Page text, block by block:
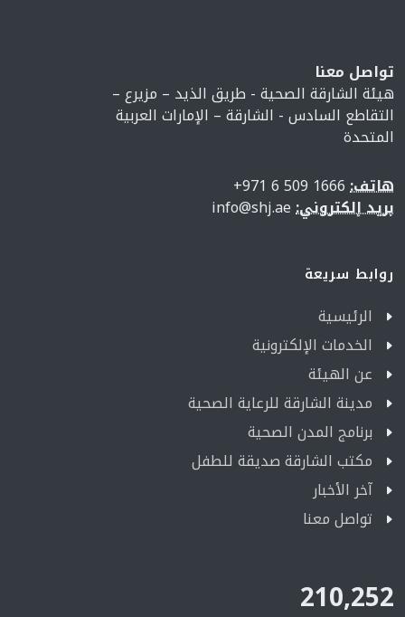
تواصل معنا
هيئة الشارقة الصحية - طريق الذيد – مزيرع –
التقاطع السادس - الشارقة – الإمارات العربية
المتحدة
هاتف:
بريد إلكتروني:
روابط سريعة
الرئيسية
الخدمات الإلكترونية
عن الهيئة
مدينة الشارقة للرعاية الصحية
برنامج المدن الصحية
مكتب الشارقة صديقة للطفل
آخر الأخبار
تواصل معنا
210,252